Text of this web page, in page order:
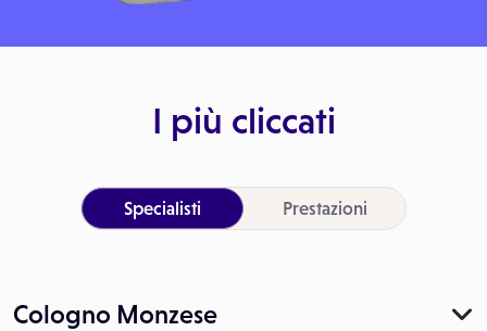
I più cliccati
Specialisti Prestazioni
Cologno Monzese